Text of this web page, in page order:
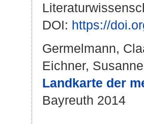
DOI: https://
Germelmann,
Eichner, Susanne
Landkarte der
Bayreuth 2014